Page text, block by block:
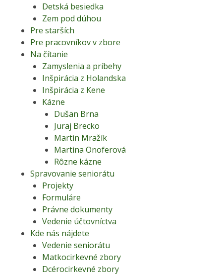
Detská besiedka
Zem pod dúhou
Pre starších
Pre pracovníkov v zbore
Na čítanie
Zamyslenia a príbehy
Inšpirácia z Holandska
Inšpirácia z Kene
Kázne
Dušan Brna
Juraj Brecko
Martin Mražík
Martina Onoferová
Rôzne kázne
Spravovanie seniorátu
Projekty
Formuláre
Právne dokumenty
Vedenie účtovníctva
Kde nás nájdete
Vedenie seniorátu
Matkocirkevné zbory
Dcérocirkevné zbory